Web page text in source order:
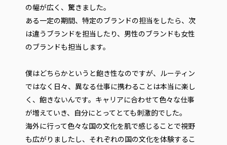
の幅が広く、驚きました。
ある一定の期間、特定のブランドの担当をしたら、次
は違うブランドを担当したり、男性のブランドも女性
のブランドも担当します。
僕はどちらかというと飽き性なのですが、ルーティン
ではなく日々、異なる仕事に携わることは本当に楽し
く、飽きないんです。キャリアに合わせて色々な仕事
が増えていき、自分にとってとても刺激的でした。
海外に行って色々な国の文化を肌で感じることで視野
も広がりましたし、それぞれの国の文化を体験するこ